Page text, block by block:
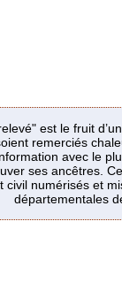
est le fruit
remerciés
avec le
ses ancêtres.
civil numérisés et
départementales